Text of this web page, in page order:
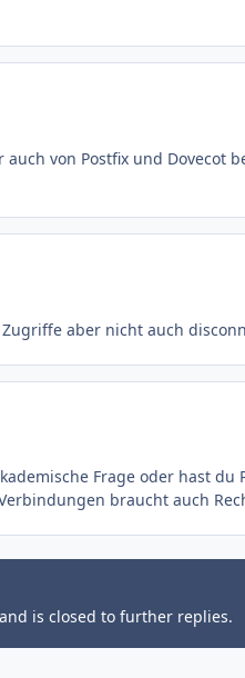
auch von Postfix und Dovecot
aber nicht auch
Frage oder hast du
braucht auch
is closed to further replies.